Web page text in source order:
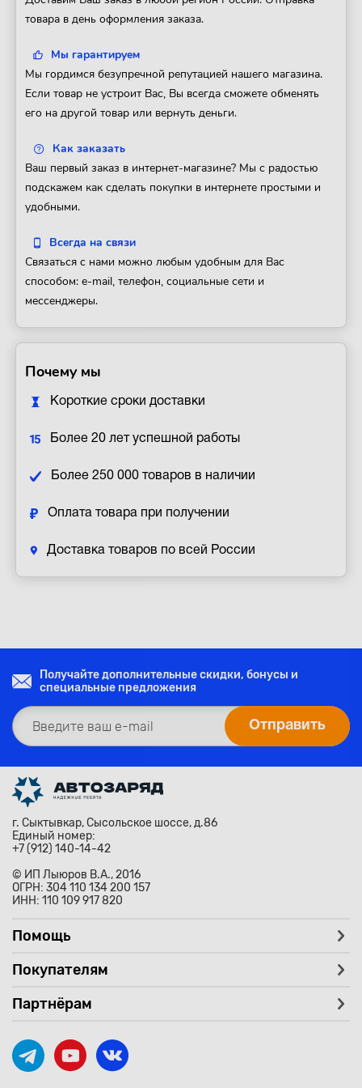
товара в день оформления заказа.
Мы гарантируем
Мы гордимся безупречной репутацией нашего магазина.
Если товар не устроит Вас, Вы всегда сможете обменять
его на другой товар или вернуть деньги.
Как заказать
Ваш первый заказ в интернет-магазине? Мы с радостью
подскажем как сделать покупки в интернете простыми и
удобными.
Всегда на связи
Связаться с нами можно любым удобным для Вас
способом: e-mail, телефон, социальные сети и
мессенджеры.
Почему мы
Короткие сроки доставки
Более 20 лет успешной работы
Более 250 000 товаров в наличии
Оплата товара при получении
Доставка товаров по всей России
Получайте дополнительные скидки, бонусы и
специальные предложения
г. Сыктывкар, Сысольское шоссе, д.86
Единый номер:
+7 (912) 140-14-42
© ИП Лыюров В.А., 2016
ОГРН: 304 110 134 200 157
ИНН: 110 109 917 820
Помощь
Покупателям
Партнёрам